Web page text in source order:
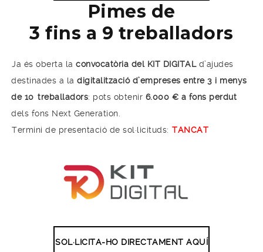
Pimes de
3 fins a 9 treballadors
Ja és oberta la convocatòria del KIT DIGITALd’ajudes
destinades a la digitalització d’empreses entre 3 i menys
de 10 treballadors: pots obtenir 6.000 € a fons perdut
dels fons Next Generation.
Termini de presentació de sol·licituds: TANCAT
SOL·LICITA-HO DIRECTAMENT AQUÍ